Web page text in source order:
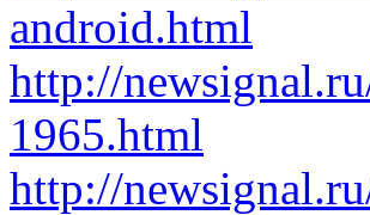
android.html
http://
1965.html
http://